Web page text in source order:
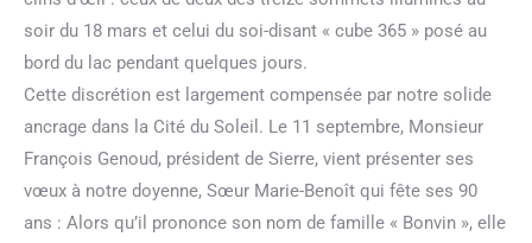
soir du 18 mars et celui du soi-disant « cube 365 » posé au
bord du lac pendant quelques jours.
Cette discrétion est largement compensée par notre solide
ancrage dans la Cité du Soleil. Le 11 septembre, Monsieur
François Genoud, président de Sierre, vient présenter ses
vœux à notre doyenne, Sœur Marie-Benoît qui fête ses 90
ans : Alors qu’il prononce son nom de famille « Bonvin », elle